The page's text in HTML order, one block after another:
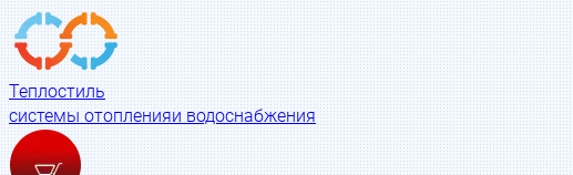
Теплостиль
системы отопленияи водоснабжения